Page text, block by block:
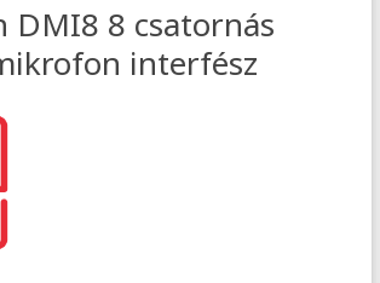
DMI8 8 csatornás
interfész